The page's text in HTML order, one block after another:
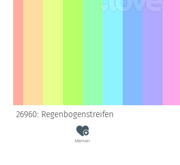
26960: Regenbogenstreifen
Merken